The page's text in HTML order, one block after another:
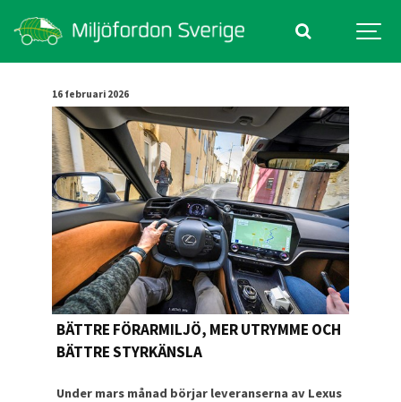
16 februari 2026
BÄTTRE FÖRARMILJÖ, MER UTRYMME OCH
BÄTTRE STYRKÄNSLA
Under mars månad börjar leveranserna av Lexus